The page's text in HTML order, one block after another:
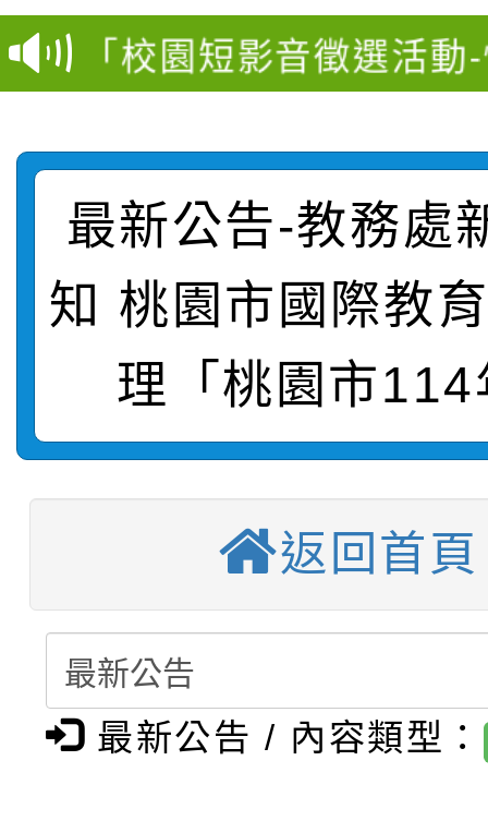
結果(第3招)
程資訊」、「暑期親子
「祖孫樂淘桃」、「愛
絕-親子共學同樂會」
站幸福系列講座及成長
報，惠請貴機關(學校)
「校園短影音徵選活動
員」簡章及活動海報，
踴躍報名參加
115學年度新生訓練注
115學年度新生補報到
結果
【甄選結果(第10招)】
學年度第1學期第7次代
【甄選結果(第2招)】
結果(第2招)
轉知：本市公務人員
9月16日本府B2大禮堂
1次會員大會暨第7屆會
函轉運動部全民運動
推動社區運動俱樂部營
計畫」1 份，請踴躍報
權責核予出席人員公(
【甄選結果(第11招)】
學年度第1學期第7次
結果(第11招)
【甄選結果(第3招)】
學年度第1學期第9次
結果(第3招)
桃園市家庭教育中心
程資訊」、「暑期親子
「祖孫樂淘桃」、「愛
絕-親子共學同樂會」
「校園短影音徵選活動
員」簡章及活動海報，
踴躍報名參加
115學年度新生訓練注
115學年度新生補報到
最新公告-教務處
知 桃園市國際教
理「桃園市114
返回首頁
最新公告 / 內容類型：